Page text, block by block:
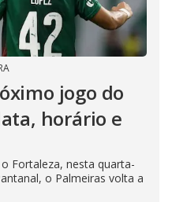
jogo do
horário e
Fortaleza, nesta quarta-
o Palmeiras volta a